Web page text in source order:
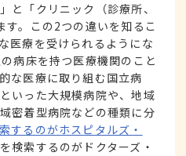
と「クリニック（診療所、
。この2つの違いを知るこ
医療を受けられるようにな
病床を持つ医療機関のこと
な医療に取り組む国立病
いった大規模病院や、地域
密着型病院などの種類に分
するのがホスピタルズ・
検索するのがドクターズ・